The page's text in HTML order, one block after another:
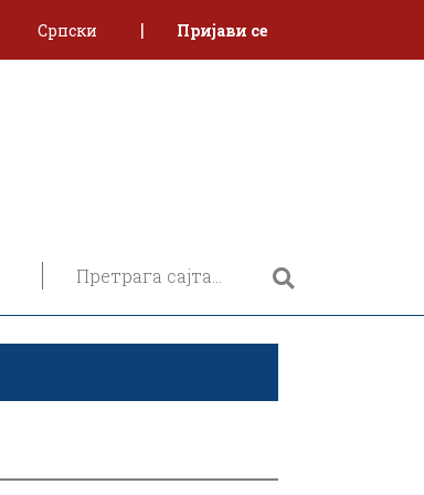
Српски | Пријави се